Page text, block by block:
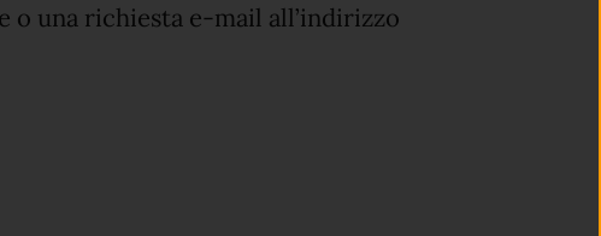
o una richiesta e-mail all’indirizzo